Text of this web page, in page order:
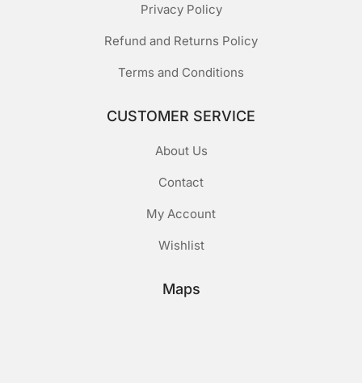
Privacy Policy
Refund and Returns Policy
Terms and Conditions
CUSTOMER SERVICE
About Us
Contact
My Account
Wishlist
Maps